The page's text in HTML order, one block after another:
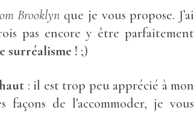
Brooklyn que je vous propose. J’ai
pas encore y être parfaitement
surréalisme ! ;)
: il est trop peu apprécié à mon
façons de l’accommoder, je vous